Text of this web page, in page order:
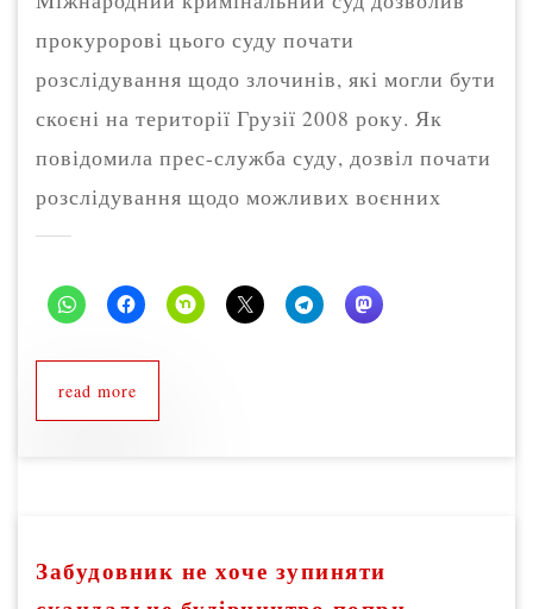
прокуророві цього суду почати
розслідування щодо злочинів, які могли бути
скоєні на території Грузії 2008 року. Як
повідомила прес-служба суду, дозвіл почати
розслідування щодо можливих воєнних
read more
Забудовник не хоче зупиняти